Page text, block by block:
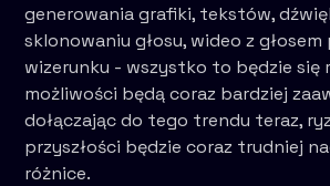
generowania grafiki, tekstów,
sklonowaniu głosu, wideo z
wizerunku - wszystko to będzie się
możliwości będą coraz bardziej
dołączając do tego trendu teraz,
przyszłości będzie coraz trudniej
różnice.